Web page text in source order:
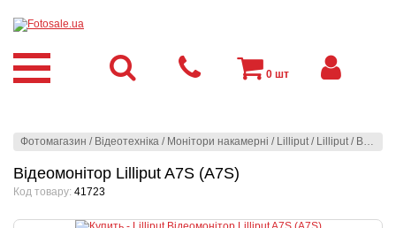
Фотомагазин / Відеотехніка / Монітори накамерні / Lilliput / Lilliput / Відеомонітор Lilliput A7S (A7S)
Відеомонітор Lilliput A7S (A7S)
Код товару: 41723
0 шт